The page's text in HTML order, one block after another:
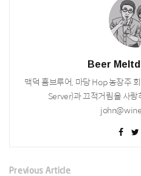
Beer
맥덕 홈브루어, 마당 Hop 농장주
Server)과 끄적거림을 사
Previous Article